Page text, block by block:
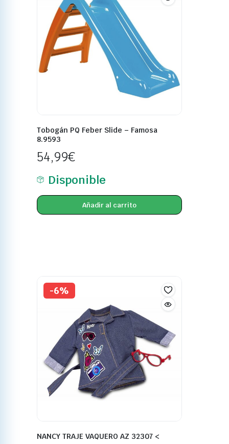
Tobogán PQ Feber Slide – Famosa
8.9593
54,99€
Disponible
Añadir al carrito
-6%
NANCY TRAJE VAQUERO AZ 32307 <